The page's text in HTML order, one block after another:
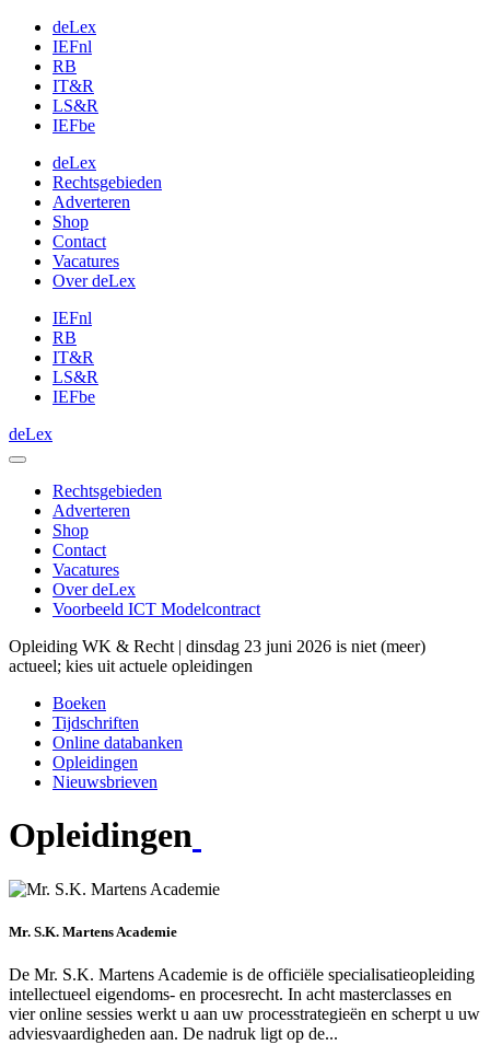
deLex
IEFnl
RB
IT&R
LS&R
IEFbe
deLex
Rechtsgebieden
Adverteren
Shop
Contact
Vacatures
Over deLex
IEFnl
RB
IT&R
LS&R
IEFbe
deLex
Rechtsgebieden
Adverteren
Shop
Contact
Vacatures
Over deLex
Voorbeeld ICT Modelcontract
Opleiding WK & Recht | dinsdag 23 juni 2026 is niet (meer)
actueel; kies uit actuele opleidingen
Boeken
Tijdschriften
Online databanken
Opleidingen
Nieuwsbrieven
Opleidingen
Mr. S.K. Martens Academie
De Mr. S.K. Martens Academie is de officiële specialisatieopleiding
intellectueel eigendoms- en procesrecht. In acht masterclasses en
vier online sessies werkt u aan uw processtrategieën en scherpt u uw
adviesvaardigheden aan. De nadruk ligt op de...